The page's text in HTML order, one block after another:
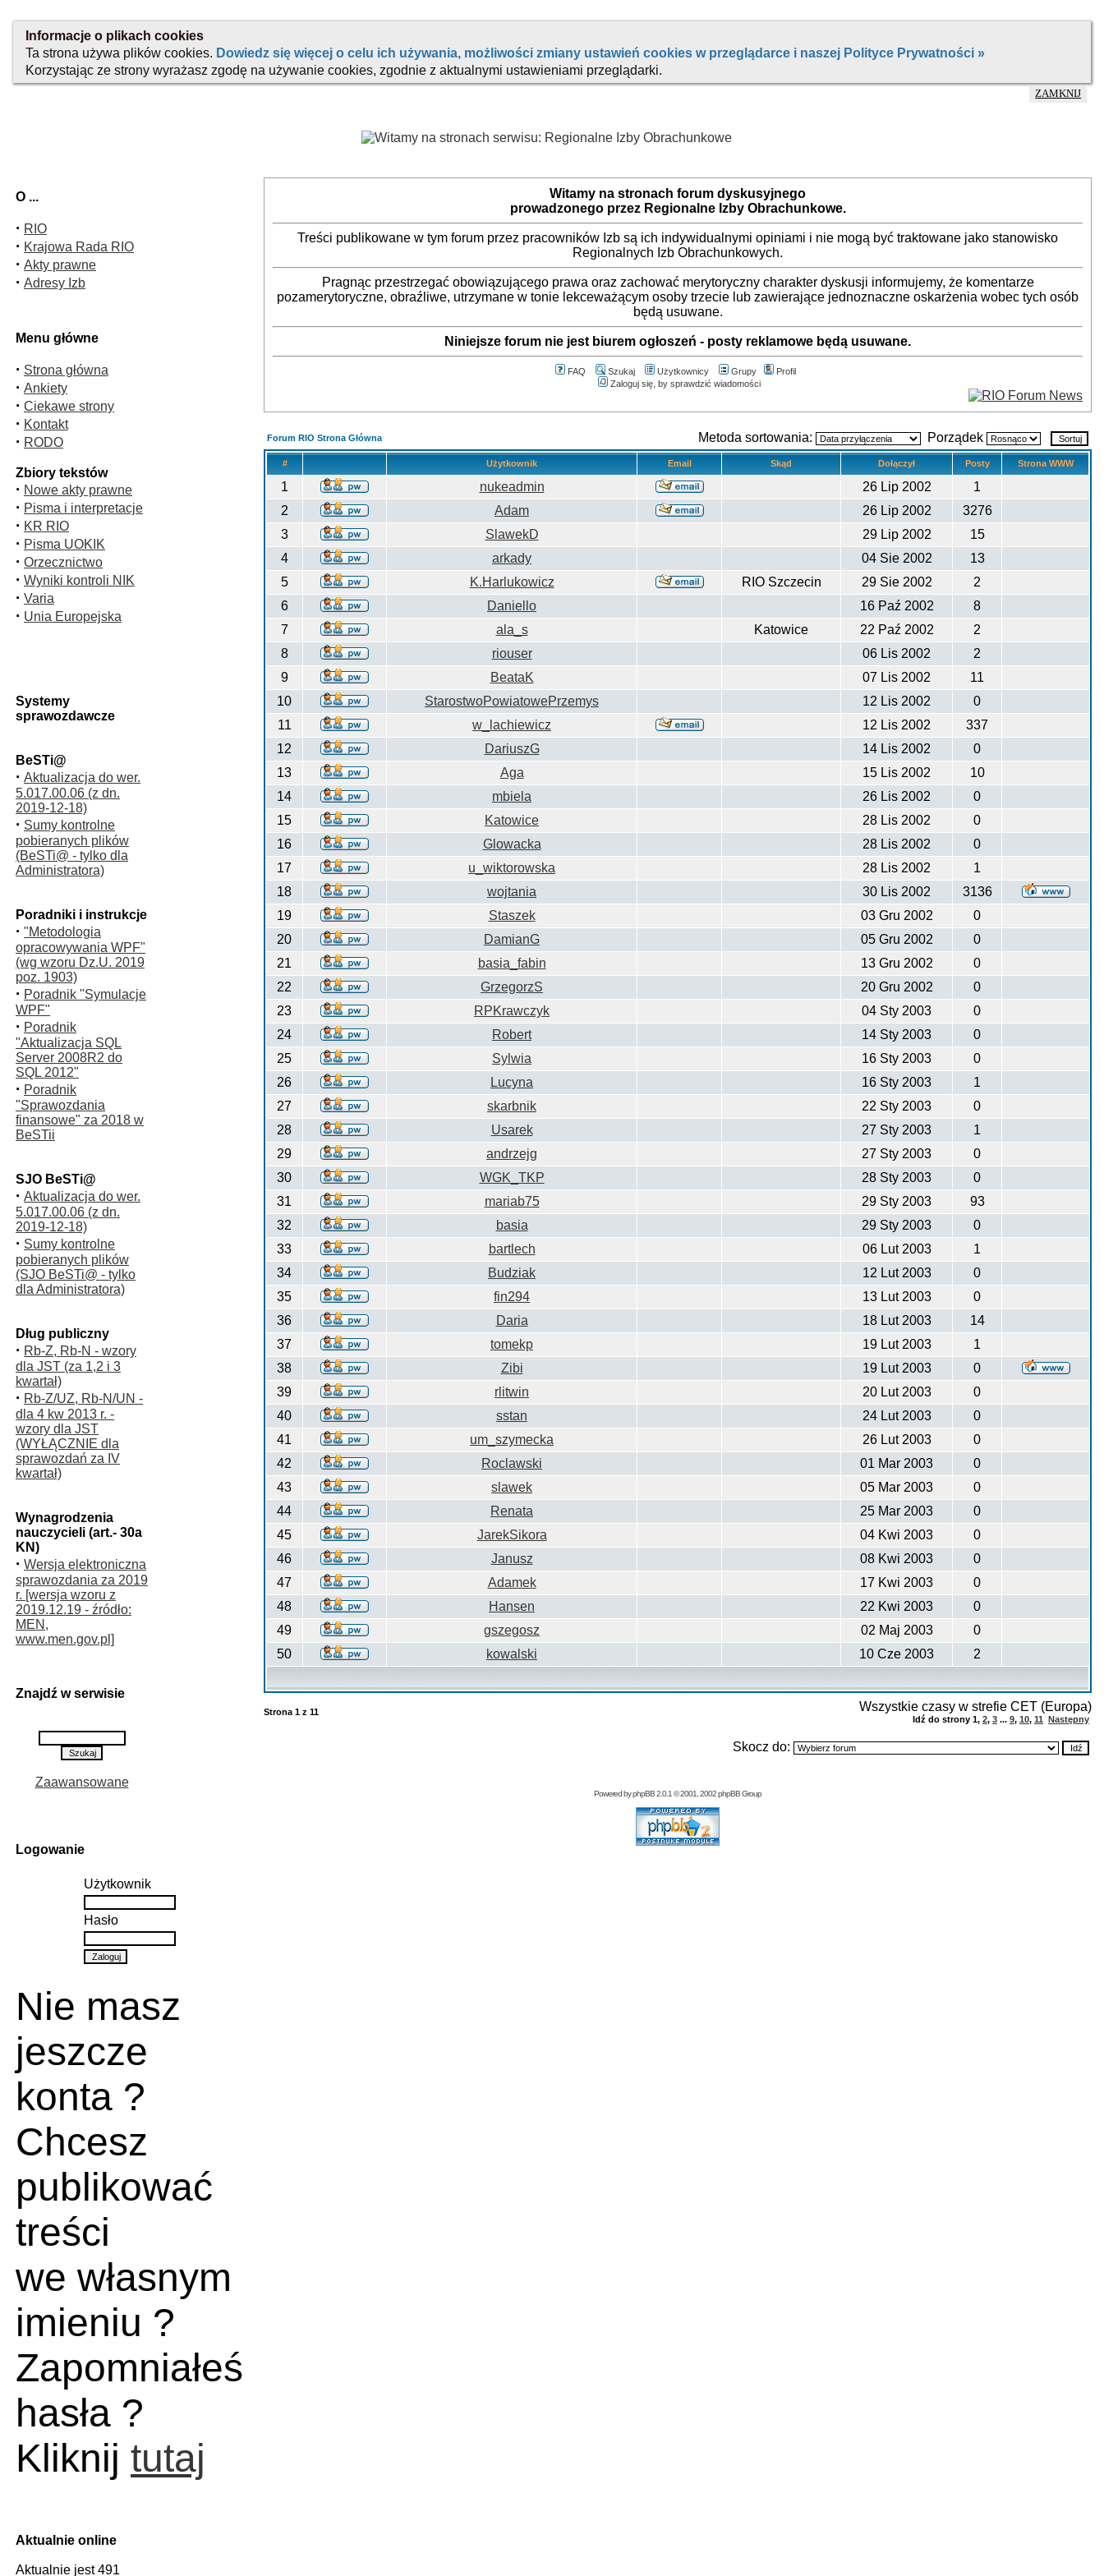
ZAMKNIJ
O ...
· RIO
· Krajowa Rada RIO
· Akty prawne
· Adresy Izb
Menu główne
· Strona główna
· Ankiety
· Ciekawe strony
· Kontakt
· RODO
Zbiory tekstów
· Nowe akty prawne
· Pisma i interpretacje
· KR RIO
· Pisma UOKIK
· Orzecznictwo
· Wyniki kontroli NIK
· Varia
· Unia Europejska
Systemy
sprawozdawcze
BeSTi@
· Aktualizacja do wer.
5.017.00.06 (z dn.
2019-12-18)
· Sumy kontrolne
pobieranych plików
(BeSTi@ - tylko dla
Administratora)
Poradniki i instrukcje
· "Metodologia
opracowywania WPF"
(wg wzoru Dz.U. 2019
poz. 1903)
· Poradnik "Symulacje
WPF"
· Poradnik
"Aktualizacja SQL
Server 2008R2 do
SQL 2012"
· Poradnik
"Sprawozdania
finansowe" za 2018 w
BeSTii
SJO BeSTi@
· Aktualizacja do wer.
5.017.00.06 (z dn.
2019-12-18)
· Sumy kontrolne
pobieranych plików
(SJO BeSTi@ - tylko
dla Administratora)
Dług publiczny
· Rb-Z, Rb-N - wzory
dla JST (za 1,2 i 3
kwartał)
· Rb-Z/UZ, Rb-N/UN -
dla 4 kw 2013 r. -
wzory dla JST
(WYŁĄCZNIE dla
sprawozdań za IV
kwartał)
Wynagrodzenia
nauczycieli (art.- 30a
KN)
· Wersja elektroniczna
sprawozdania za 2019
r. [wersja wzoru z
2019.12.19 - źródło:
MEN,
www.men.gov.pl]
Znajdź w serwisie
Zaawansowane
Logowanie
Użytkownik
Hasło
Nie masz
jeszcze
konta ?
Chcesz
publikować
treści
we własnym
imieniu ?
Zapomniałeś
hasła ?
Kliknij tutaj
Aktualnie online
Aktualnie jest 491
Witamy na stronach forum dyskusyjnego
prowadzonego przez Regionalne Izby Obrachunkowe.
Treści publikowane w tym forum przez pracowników Izb są ich indywidualnymi opiniami i nie mogą być traktowane jako stanowisko
Regionalnych Izb Obrachunkowych.
Pragnąc przestrzegać obowiązującego prawa oraz zachować merytoryczny charakter dyskusji informujemy, że komentarze
pozamerytoryczne, obraźliwe, utrzymane w tonie lekceważącym osoby trzecie lub zawierające jednoznaczne oskarżenia wobec tych osób
będą usuwane.
Niniejsze forum nie jest biurem ogłoszeń - posty reklamowe będą usuwane.
FAQ Szukaj Użytkownicy Grupy
Profil
Zaloguj się, by sprawdzić wiadomości
Forum RIO Strona Główna Metoda sortowania: Porządek
# Użytkownik Email Skąd Dołączył Posty Strona WWW
1 nukeadmin 26 Lip 2002
1
2
Adam 26 Lip 2002
3276
3
SlawekD 29 Lip 2002
15
4
arkady 04 Sie 2002
13
5
K.Harlukowicz RIO Szczecin 29 Sie 2002
2
6
Daniello 16 Paź 2002
8
7
ala_s Katowice 22 Paź 2002
2
8
riouser 06 Lis 2002
2
9
BeataK 07 Lis 2002
11
10
StarostwoPowiatowePrzemys 12 Lis 2002
0
11
w_lachiewicz 12 Lis 2002
337
12
DariuszG 14 Lis 2002
0
13
Aga 15 Lis 2002
10
14
mbiela 26 Lis 2002
0
15
Katowice 28 Lis 2002
0
16
Glowacka 28 Lis 2002
0
17
u_wiktorowska 28 Lis 2002
1
18
wojtania 30 Lis 2002
3136
19
Staszek 03 Gru 2002
0
20
DamianG 05 Gru 2002
0
21
basia_fabin 13 Gru 2002
0
22
GrzegorzS 20 Gru 2002
0
23
RPKrawczyk 04 Sty 2003
0
24
Robert 14 Sty 2003
0
25
Sylwia 16 Sty 2003
0
26
Lucyna 16 Sty 2003
1
27
skarbnik 22 Sty 2003
0
28
Usarek 27 Sty 2003
1
29
andrzejg 27 Sty 2003
0
30
WGK_TKP 28 Sty 2003
0
31
mariab75 29 Sty 2003
93
32
basia 29 Sty 2003
0
33
bartlech 06 Lut 2003
1
34
Budziak 12 Lut 2003
0
35
fin294 13 Lut 2003
0
36
Daria 18 Lut 2003
14
37
tomekp 19 Lut 2003
1
38
Zibi 19 Lut 2003
0
39
rlitwin 20 Lut 2003
0
40
sstan 24 Lut 2003
0
41
um_szymecka 26 Lut 2003
0
42
Roclawski 01 Mar 2003
0
43
slawek 05 Mar 2003
0
44
Renata 25 Mar 2003
0
45
JarekSikora 04 Kwi 2003
0
46
Janusz 08 Kwi 2003
0
47
Adamek 17 Kwi 2003
0
48
Hansen 22 Kwi 2003
0
49
gszegosz 02 Maj 2003
0
50
kowalski 10 Cze 2003 2
Strona 1 z 11 Wszystkie czasy w strefie CET (Europa)
Idź do strony 1, 2, 3 ... 9, 10, 11 Następny
Skocz do:
Powered byphpBB2.0.1 © 2001, 2002 phpBB Group